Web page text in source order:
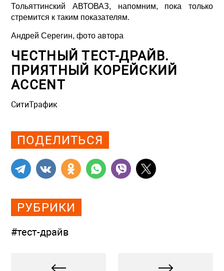
Тольяттинский АВТОВАЗ, напомним, пока только
стремится к таким показателям.
Андрей Серегин, фото автора
ЧЕСТНЫЙ ТЕСТ-ДРАЙВ.
ПРИЯТНЫЙ КОРЕЙСКИЙ
ACCENT
СитиТрафик
ПОДЕЛИТЬСЯ
РУБРИКИ
#тест-драйв